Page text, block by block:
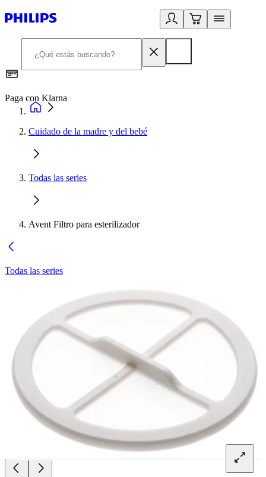
Paga con Klarna
Cuidado de la madre y del bebé
Todas las series
Avent Filtro para esterilizador
Todas las series